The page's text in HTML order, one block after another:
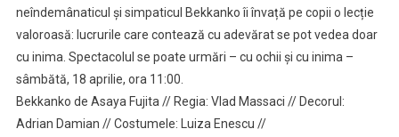
neîndemânaticul și simpaticul Bekkanko îi învață pe copii o lecție
valoroasă: lucrurile care contează cu adevărat se pot vedea doar
cu inima. Spectacolul se poate urmări – cu ochii și cu inima –
sâmbătă, 18 aprilie, ora 11:00.
Bekkanko de Asaya Fujita // Regia: Vlad Massaci // Decorul:
Adrian Damian // Costumele: Luiza Enescu //